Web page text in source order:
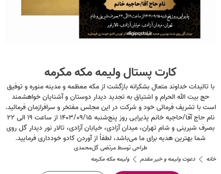
کارت پستال ولیمه مکه مکرمه
با تائیدات خداوند متعال بشکرانه بازگشت از مکه معظمه و مدینه منوره و توفیق
حج بیت الله الحرام و اشتیاق به تجدید دیدار دوستان و آشنایان خواهشمند
است با تشریف فرمائی خود و شرکت در این مجلس مفتخر و سرافرازمان فرمائید.
نام حاج آقا/حاجیه خانم پذیرایی روز پنج‌شنبه ۱۴۰۳/۰۹/۱۵ از ساعت ۱۹ الی ۲۲
بصرف شیرینی و شام تهران، میدان آزادی، خیابان آزادی، تالار نور دیدار گل روی
شما بهترین هدیه برای ما می‌باشد، لطفاً از آوردن کادو خودداری فرمایید.
طراحی توسطمرتضی گل‌محمدی
خانه
دعوت ولیمه و خیر مقدم ولیمه مکه مکرمه